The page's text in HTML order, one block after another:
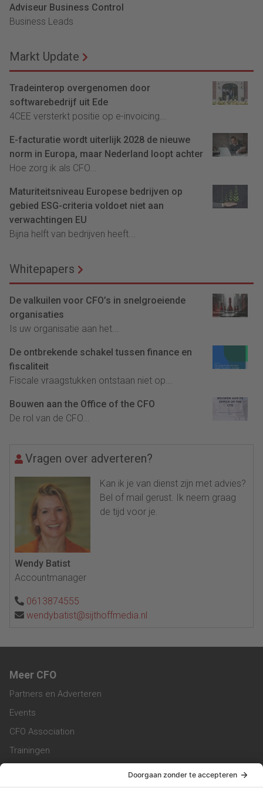
Adviseur Business Control
Business Leads
Markt Update
Tradeinterop overgenomen door
softwarebedrijf uit Ede
4CEE versterkt positie op e-invoicing...
E-facturatie wordt uiterlijk 2028 de nieuwe
norm in Europa, maar Nederland loopt achter
Hoe zorg ik als CFO...
Maturiteitsniveau Europese bedrijven op
gebied ESG-criteria voldoet niet aan
verwachtingen EU
Bijna helft van bedrijven heeft...
Whitepapers
De valkuilen voor CFO’s in snelgroeiende
organisaties
Is uw organisatie aan het...
De ontbrekende schakel tussen finance en
fiscaliteit
Fiscale vraagstukken ontstaan niet op...
Bouwen aan the Office of the CFO
De rol van de CFO...
Vragen over adverteren?
Kan ik je van dienst zijn met advies?
Bel of mail gerust. Ik neem graag
de tijd voor je.
Wendy Batist
Accountmanager
0613874555
wendybatist@sijthoffmedia.nl
Meer CFO
Partners en Adverteren
Events
CFO Association
Trainingen